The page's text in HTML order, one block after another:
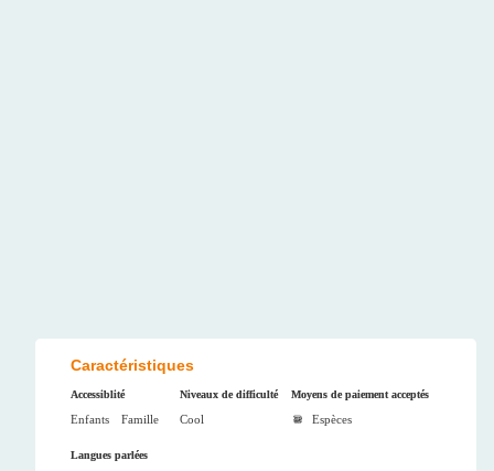
Caractéristiques
Accessiblité
Enfants Famille
Niveaux de difficulté
Cool
Moyens de paiement acceptés
Espèces
Langues parlées